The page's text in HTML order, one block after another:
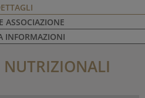
ASSOCIAZIONE
INFORMAZIONI